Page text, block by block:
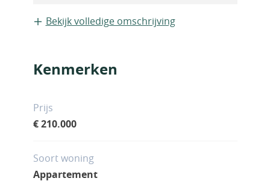
Bekijk volledige omschrijving
Kenmerken
Prijs
€ 210.000
Soort woning
Appartement